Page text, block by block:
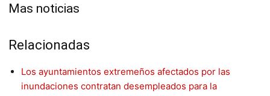
Mas noticias
Relacionadas
Los ayuntamientos extremeños afectados por las
inundaciones contratan desempleados para la